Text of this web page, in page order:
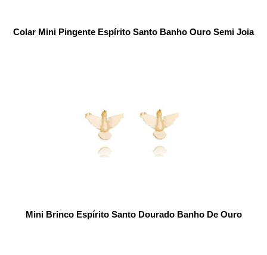
Colar Mini Pingente Espírito Santo Banho Ouro Semi Joia
Mini Brinco Espírito Santo Dourado Banho De Ouro